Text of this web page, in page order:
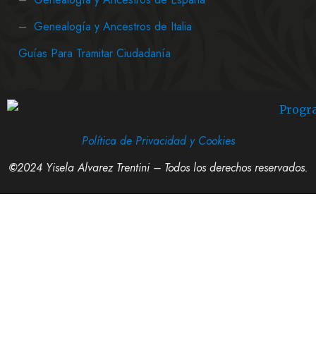
– Genealogía y Ancestros de Italia
Guías Para Tramitar Ciudadanía
Política de Privacidad y Cookies
©2024 Yisela Alvarez Trentini – Todos los derechos reservados.